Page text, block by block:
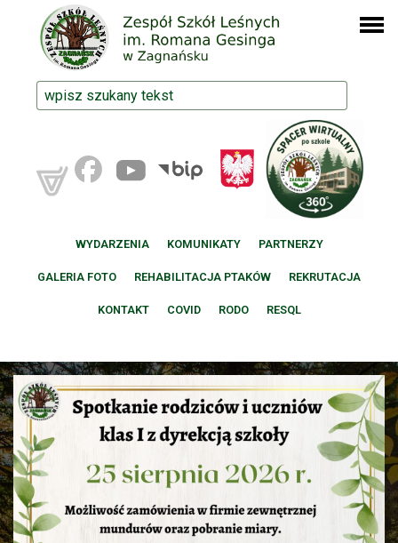
WYDARZENIA KOMUNIKATY PARTNERZY
GALERIA FOTO REHABILITACJA PTAKÓW REKRUTACJA
KONTAKT COVID RODO RESQL